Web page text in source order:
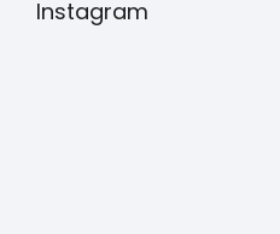
Instagram